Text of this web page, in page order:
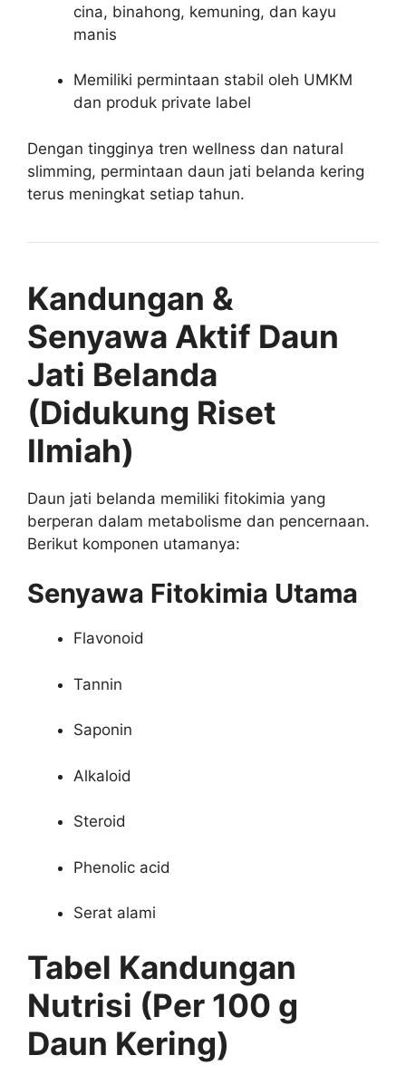
cina, binahong, kemuning, dan kayu
manis
Memiliki permintaan stabil oleh UMKM
dan produk private label
Dengan tingginya tren wellness dan natural
slimming, permintaan daun jati belanda kering
terus meningkat setiap tahun.
Kandungan &
Senyawa Aktif Daun
Jati Belanda
(Didukung Riset
Ilmiah)
Daun jati belanda memiliki fitokimia yang
berperan dalam metabolisme dan pencernaan.
Berikut komponen utamanya:
Senyawa Fitokimia Utama
Flavonoid
Tannin
Saponin
Alkaloid
Steroid
Phenolic acid
Serat alami
Tabel Kandungan
Nutrisi (Per 100 g
Daun Kering)